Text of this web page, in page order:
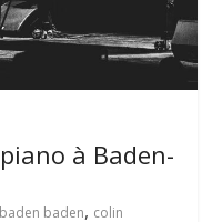
à Baden-
baden baden, colin